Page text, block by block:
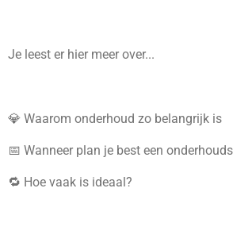
Je leest er hier meer over...
💎 Waarom onderhoud zo belangrijk is
📅 Wanneer plan je best een
🔁 Hoe vaak is ideaal?